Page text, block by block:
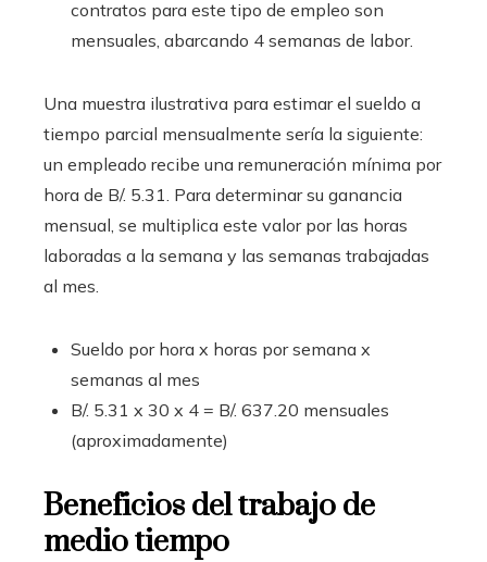
contratos para este tipo de empleo son
mensuales, abarcando 4 semanas de labor.
Una muestra ilustrativa para estimar el sueldo a
tiempo parcial mensualmente sería la siguiente:
un empleado recibe una remuneración mínima por
hora de B/. 5.31. Para determinar su ganancia
mensual, se multiplica este valor por las horas
laboradas a la semana y las semanas trabajadas
al mes.
Sueldo por hora x horas por semana x
semanas al mes
B/. 5.31 x 30 x 4 = B/. 637.20 mensuales
(aproximadamente)
Beneficios del trabajo de
medio tiempo